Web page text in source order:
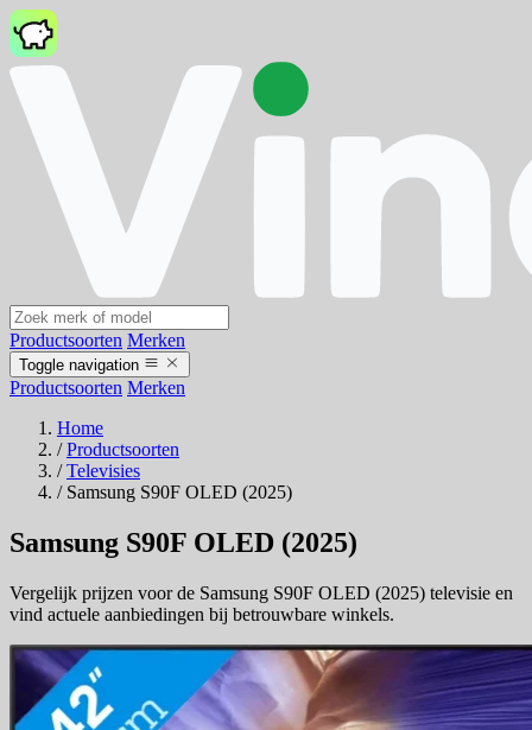
Productsoorten Merken
Toggle navigation
Productsoorten Merken
Home
/ Productsoorten
/ Televisies
/ Samsung S90F OLED (2025)
Samsung S90F OLED (2025)
Vergelijk prijzen voor de Samsung S90F OLED (2025) televisie en
vind actuele aanbiedingen bij betrouwbare winkels.